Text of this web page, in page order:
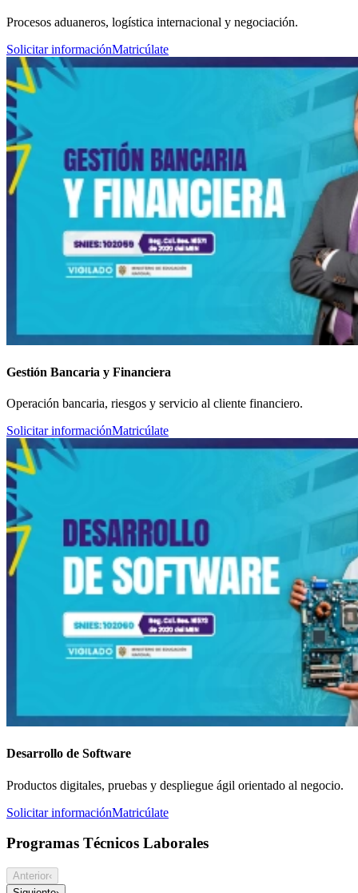
Procesos aduaneros, logística internacional y negociación.
Solicitar informaciónMatricúlate
Gestión Bancaria y Financiera
Operación bancaria, riesgos y servicio al cliente financiero.
Solicitar informaciónMatricúlate
Desarrollo de Software
Productos digitales, pruebas y despliegue ágil orientado al negocio.
Solicitar informaciónMatricúlate
Programas Técnicos Laborales
Anterior‹